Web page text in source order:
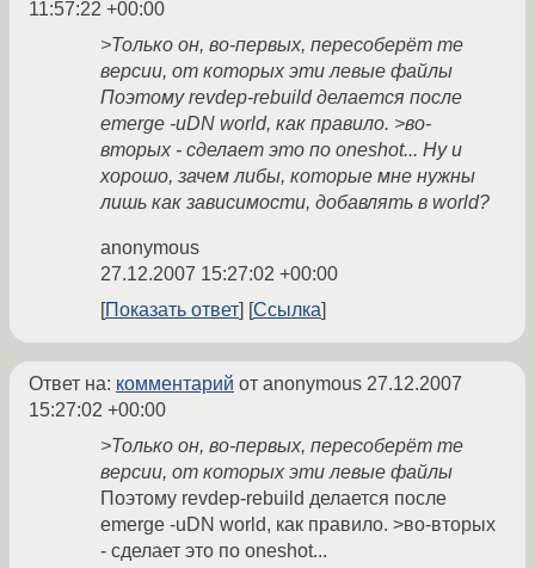
11:57:22 +00:00
>Только он, во-первых, пересоберёт те
версии, от которых эти левые файлы
Поэтому revdep-rebuild делается после
emerge -uDN world, как правило. >во-
вторых - сделает это по oneshot... Ну и
хорошо, зачем либы, которые мне нужны
лишь как зависимости, добавлять в world?
anonymous
27.12.2007 15:27:02 +00:00
Показать ответ
Ссылка
Ответ на: комментарий от anonymous 27.12.2007
15:27:02 +00:00
>Только он, во-первых, пересоберёт те
версии, от которых эти левые файлы
Поэтому revdep-rebuild делается после
emerge -uDN world, как правило. >во-вторых
- сделает это по oneshot...